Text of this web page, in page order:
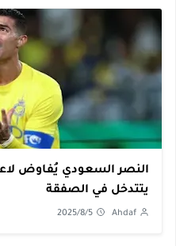
النصر السعودي يُفاوض
يتتدخل في الصفقة
Ahdaf
2025/8/5